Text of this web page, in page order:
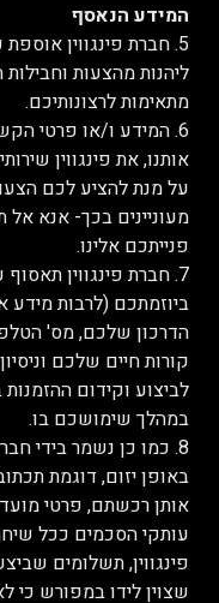
המידע הנאסף
5. חברת פינגווין
ליהנות מהצעות
מתאימות לרצונותיכם.
6. המידע ו/או פרטי
אותנו, את פינגווין
על מנת להציע לכם
מעוניינים בכך- אנא אל
פנייתכם אלינו.
7. חברת פינגווין
ביוזמתכם (לרבות
הדרכון שלכם, מס'
קורות חיים שלכם
לביצוע וקידום
במהלך שימושכם בו.
8. כמו כן נשמר בידי
באופן יזום, דוגמת
אותן רכשתם, פרטי
עותקי הסכמים ככל
פינגווין, תשלומים
שצוין לידו במפורש כי